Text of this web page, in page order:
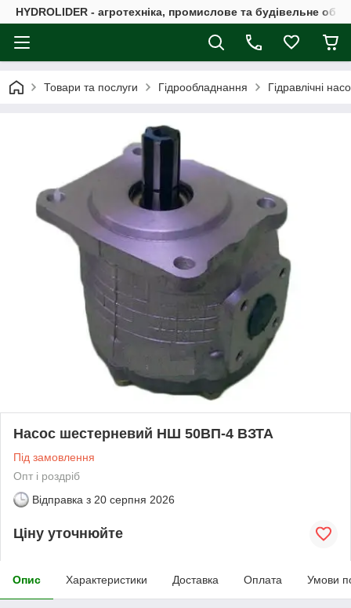
HYDROLIDER - агротехніка, промислове та будівельне
Товари та послуги Гідрообладнання Гідравлічні
Насос шестерневий НШ 50ВП-4 ВЗТА
Під замовлення
Опт і роздріб
Відправка з 20 серпня 2026
Ціну уточнюйте
Опис Характеристики Доставка Оплата Умови